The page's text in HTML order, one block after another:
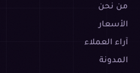
من نحن
الأسعار
آراء العملاء
المدونة